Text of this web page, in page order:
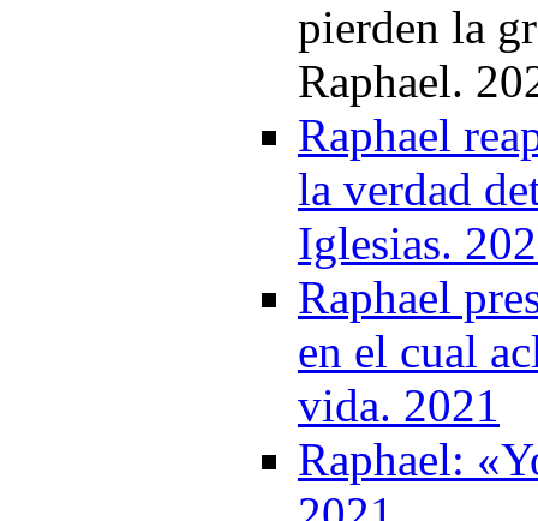
pierden la
Raphael.
Raphael
la verdad
Iglesias.
Raphael
en el cual
vida. 2021
Raphael: